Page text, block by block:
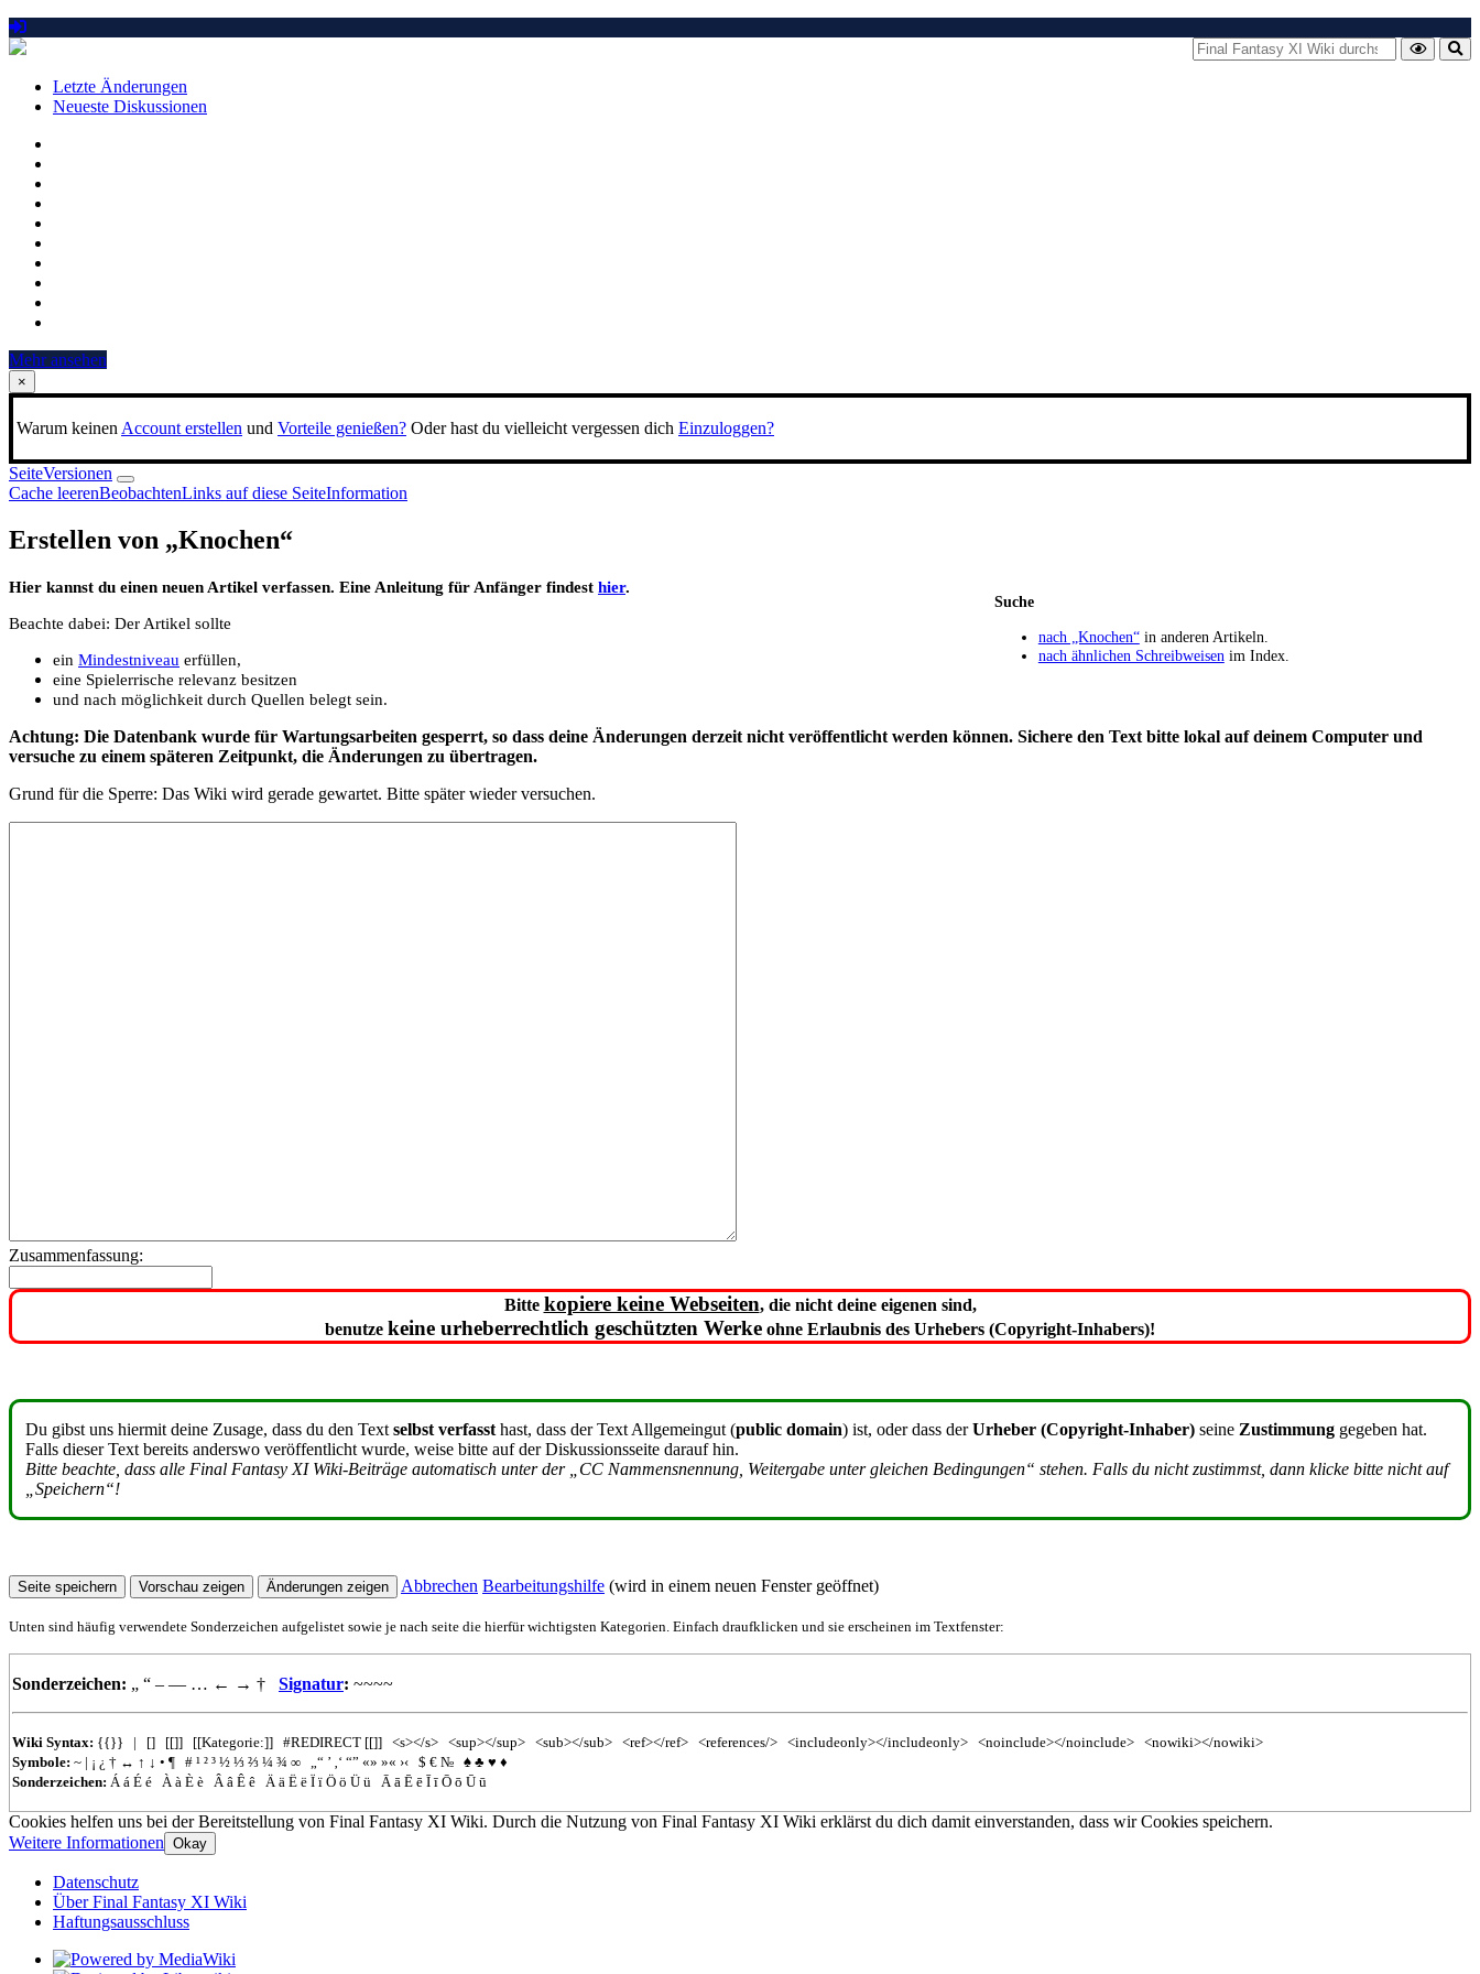
Letzte Änderungen
Neueste Diskussionen
Mehr ansehen
×
Warum keinen Account erstellen und Vorteile genießen? Oder hast du vielleicht vergessen dich Einzuloggen?
SeiteVersionen
Cache leerenBeobachtenLinks auf diese SeiteInformation
Erstellen von „Knochen“
Suche
nach „Knochen“in anderen Artikeln.
nach ähnlichen Schreibweisen im Index.
Hier kannst du einen neuen Artikel verfassen. Eine Anleitung für Anfänger findest hier.
Beachte dabei: Der Artikel sollte
ein Mindestniveau erfüllen,
eine Spielerrische relevanz besitzen
und nach möglichkeit durch Quellen belegt sein.
Achtung: Die Datenbank wurde für Wartungsarbeiten gesperrt, so dass deine Änderungen derzeit nicht veröffentlicht werden können. Sichere den Text bitte lokal auf deinem Computer und
versuche zu einem späteren Zeitpunkt, die Änderungen zu übertragen.
Grund für die Sperre: Das Wiki wird gerade gewartet. Bitte später wieder versuchen.
Zusammenfassung:
Bitte kopiere keine Webseiten, die nicht deine eigenen sind,
benutze keine urheberrechtlich geschützten Werke ohne Erlaubnis des Urhebers (Copyright-Inhabers)!
Du gibst uns hiermit deine Zusage, dass du den Text selbst verfasst hast, dass der Text Allgemeingut (public domain) ist, oder dass derUrheber (Copyright-Inhaber) seine Zustimmung gegeben hat.
Falls dieser Text bereits anderswo veröffentlicht wurde, weise bitte auf der Diskussionsseite darauf hin.
Bitte beachte, dass alle Final Fantasy XI Wiki-Beiträge automatisch unter der „CC Nammensnennung, Weitergabe unter gleichen Bedingungen“ stehen. Falls du nicht zustimmst, dann klicke bitte nicht auf
„Speichern“!
Abbrechen Bearbeitungshilfe (wird in einem neuen Fenster geöffnet)
Unten sind häufig verwendete Sonderzeichen aufgelistet sowie je nach seite die hierfür wichtigsten Kategorien. Einfach draufklicken und sie erscheinen im Textfenster:
Sonderzeichen: „ “ – — … ← → † Signatur: ~~~~
Wiki Syntax: {{}} | [] [[]] [[Kategorie:]] #REDIRECT [[]] <s></s> <sup></sup> <sub></sub> <ref></ref> <references/> <includeonly></includeonly> <noinclude></noinclude> <nowiki></nowiki>
Symbole: ~ | ¡ ¿ † ↔ ↑ ↓ • ¶ # ¹ ² ³ ½ ⅓ ⅔ ¼ ¾ ∞ „“ ’ ‚‘ “” «» »« ›‹ $ € № ♠ ♣ ♥ ♦
Sonderzeichen: Á á É é À à È è Â â Ê ê Ä ä Ë ë Ï ï Ö ö Ü ü Ā ā Ē ē Ī ī Ō ō Ū ū
Cookies helfen uns bei der Bereitstellung von Final Fantasy XI Wiki. Durch die Nutzung von Final Fantasy XI Wiki erklärst du dich damit einverstanden, dass wir Cookies speichern.
Weitere Informationen Okay
Datenschutz
Über Final Fantasy XI Wiki
Haftungsausschluss